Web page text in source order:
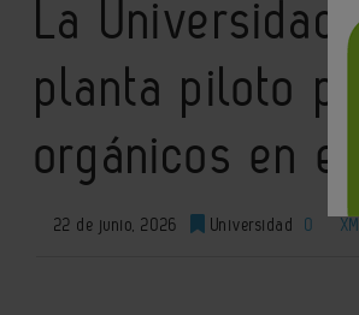
La
planta piloto
orgánicos en
22 de junio, 2026 Universidad 0